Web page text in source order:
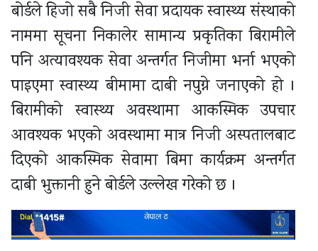
बोर्डले हिजो सबै निजी सेवा प्रदायक स्वास्थ्य संस्थाको
नाममा सूचना निकालेर सामान्य प्रकृतिका बिरामीले
पनि अत्यावश्यक सेवा अन्तर्गत निजीमा भर्ना भएको
पाइएमा स्वास्थ्य बीमामा दाबी नपुग्ने जनाएको हो ।
बिरामीको स्वास्थ्य अवस्थामा आकस्मिक उपचार
आवश्यक भएको अवस्थामा मात्र निजी अस्पतालबाट
दिएको आकस्मिक सेवामा बिमा कार्यक्रम अन्तर्गत
दाबी भुक्तानी हुने बोर्डले उल्लेख गरेको छ ।